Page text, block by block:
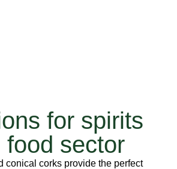
for spirits
food sector
conical corks provide the perfect